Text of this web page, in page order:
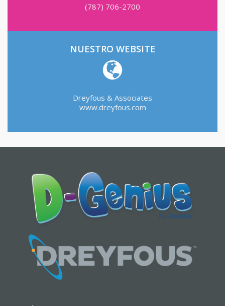
(787) 706-2700
NUESTRO WEBSITE
Dreyfous & Associates
www.dreyfous.com